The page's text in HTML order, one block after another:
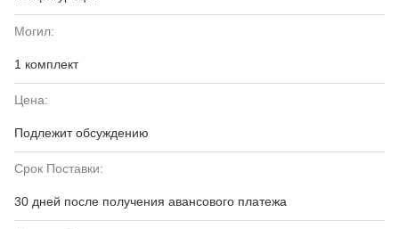
Могил:
1 комплект
Цена:
Подлежит обсуждению
Срок Поставки:
30 дней после получения авансового платежа